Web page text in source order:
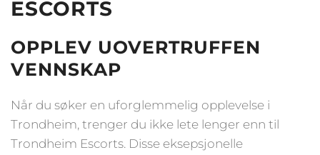
EtnisitetEuropeisk (hvit)
ESCORTS
OPPLEV UOVERTRUFFEN
VENNSKAP
Når du søker en uforglemmelig opplevelse i
Trondheim, trenger du ikke lete lenger enn til
Trondheim Escorts. Disse eksepsjonelle